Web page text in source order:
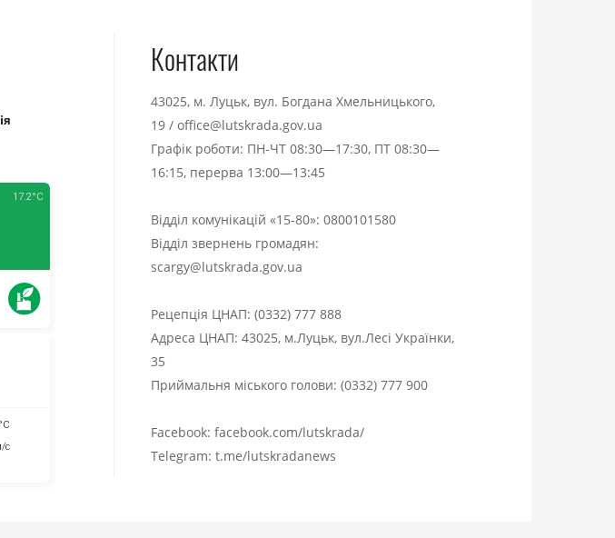
Контакти
43025, м. Луцьк, вул. Богдана Хмельницького,
19 / office@lutskrada.gov.ua
Графік роботи: ПН-ЧТ 08:30—17:30, ПТ 08:30—
16:15, перерва 13:00—13:45
Відділ комунікацій «15-80»: 0800101580
Відділ звернень громадян:
scargy@lutskrada.gov.ua
Рецепція ЦНАП: (0332) 777 888
Адреса ЦНАП: 43025, м.Луцьк, вул.Лесі Українки,
35
Приймальня міського голови: (0332) 777 900
Facebook: facebook.com/lutskrada/
Telegram: t.me/lutskradanews